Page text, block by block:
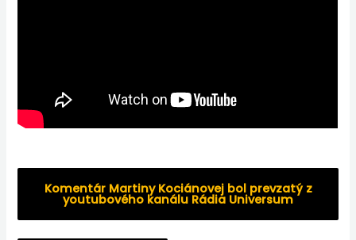
Komentár Martiny Kociánovej bol prevzatý z
youtubového kanálu Rádia Universum